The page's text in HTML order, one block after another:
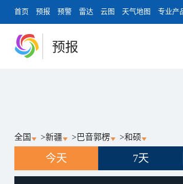
首页 预报 预警 雷达 云图 天气地图 专业产
预报
全国 >新疆 > 巴音郭楞 >和硕
今天 7天